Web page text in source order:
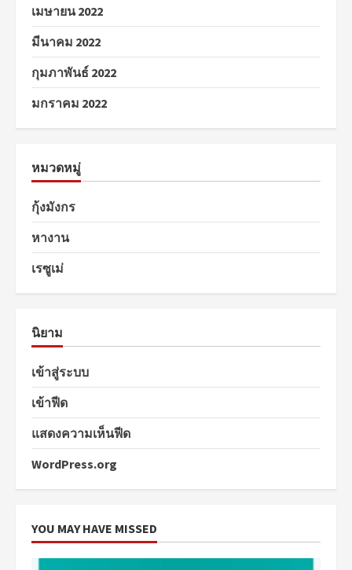
เมษายน 2022
มีนาคม 2022
กุมภาพันธ์ 2022
มกราคม 2022
หมวดหมู่
กุ้งมังกร
หางาน
เรซูเม่
นิยาม
เข้าสู่ระบบ
เข้าฟีด
แสดงความเห็นฟีด
WordPress.org
YOU MAY HAVE MISSED